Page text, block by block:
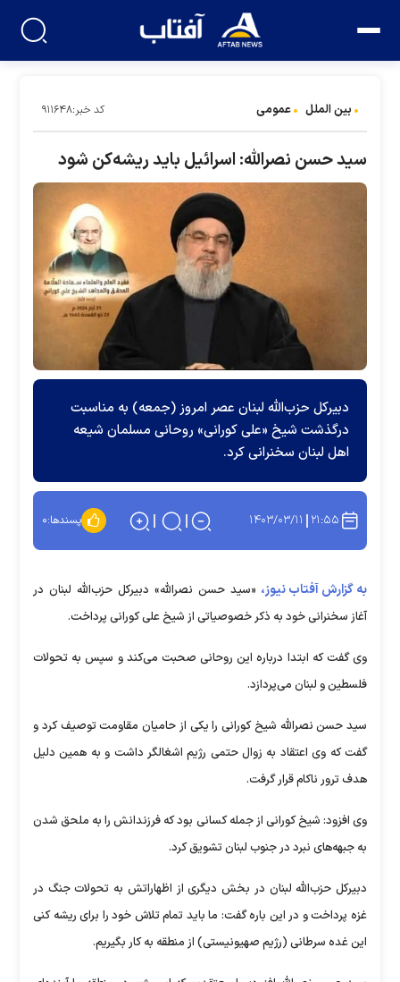
بین الملل عمومی کد خبر:۹۱۱۶۴۸
سید حسن نصرالله: اسرائیل باید ریشه‌کن شود
دبیرکل حزب‌الله لبنان عصر امروز (جمعه) به مناسبت
درگذشت شیخ «علی کورانی» روحانی مسلمان شیعه
اهل لبنان سخنرانی کرد.
۲۱:۵۵ ۱۴۰۳/۰۳/۱۱ پسندها:۰
به گزارش آفتاب نیوز، «سید حسن نصرالله» دبیرکل حزب‌الله لبنان در
آغاز سخنرانی خود به ذکر خصوصیاتی از شیخ علی کورانی پرداخت.
وی گفت که ابتدا درباره این روحانی صحبت می‌کند و سپس به تحولات
فلسطین و لبنان می‌پردازد.
سید حسن نصرالله شیخ کورانی را یکی از حامیان مقاومت توصیف کرد و
گفت که وی اعتقاد به زوال حتمی رژیم اشغالگر داشت و به همین دلیل
هدف ترور ناکام قرار گرفت.
وی افزود: شیخ کورانی از جمله کسانی بود که فرزندانش را به ملحق شدن
به جبهه‌های نبرد در جنوب لبنان تشویق کرد.
دبیرکل حزب‌الله لبنان در بخش دیگری از اظهاراتش به تحولات جنگ در
غزه پرداخت و در این باره گفت: ما باید تمام تلاش خود را برای ریشه کنی
این غده سرطانی (رژیم صهیونیستی) از منطقه به کار بگیریم.